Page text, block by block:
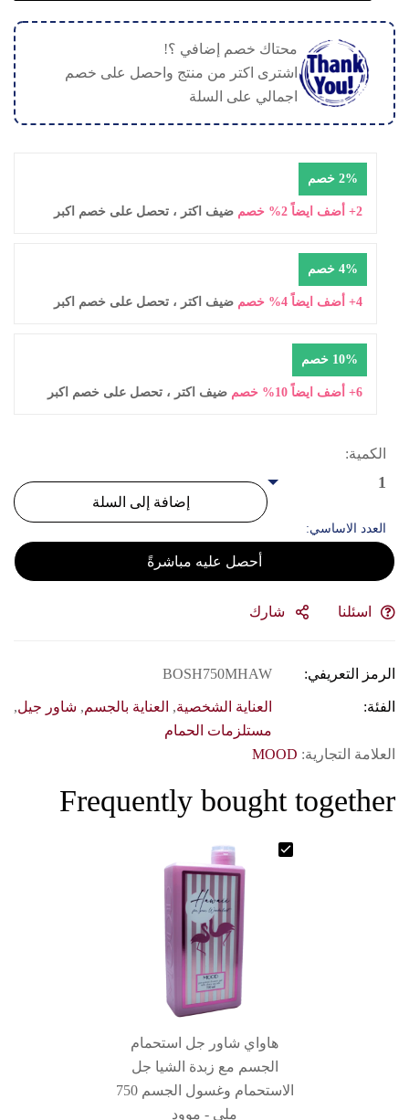
محتاك خصم إضافي ؟!
اشترى اكتر من منتج واحصل على خصم
اجمالي على السلة
2% خصم
ضيف اكتر ، تحصل على خصم اكبر
4% خصم
ضيف اكتر ، تحصل على خصم اكبر
10% خصم
ضيف اكتر ، تحصل على خصم اكبر
الكمية:
العدد الاساسي:
إضافة إلى السلة
أحصل عليه مباشرةً
اسئلنا شارك
الرمز التعريفي: BOSH750MHAW
الفئة: العناية الشخصية,العناية بالجسم,شاور جيل,
مستلزمات الحمام
العلامة التجارية:MOOD
Frequently bought together
هاواي شاور جل استحمام
الجسم مع زبدة الشيا جل
الاستحمام وغسول الجسم 750
ملى - موود